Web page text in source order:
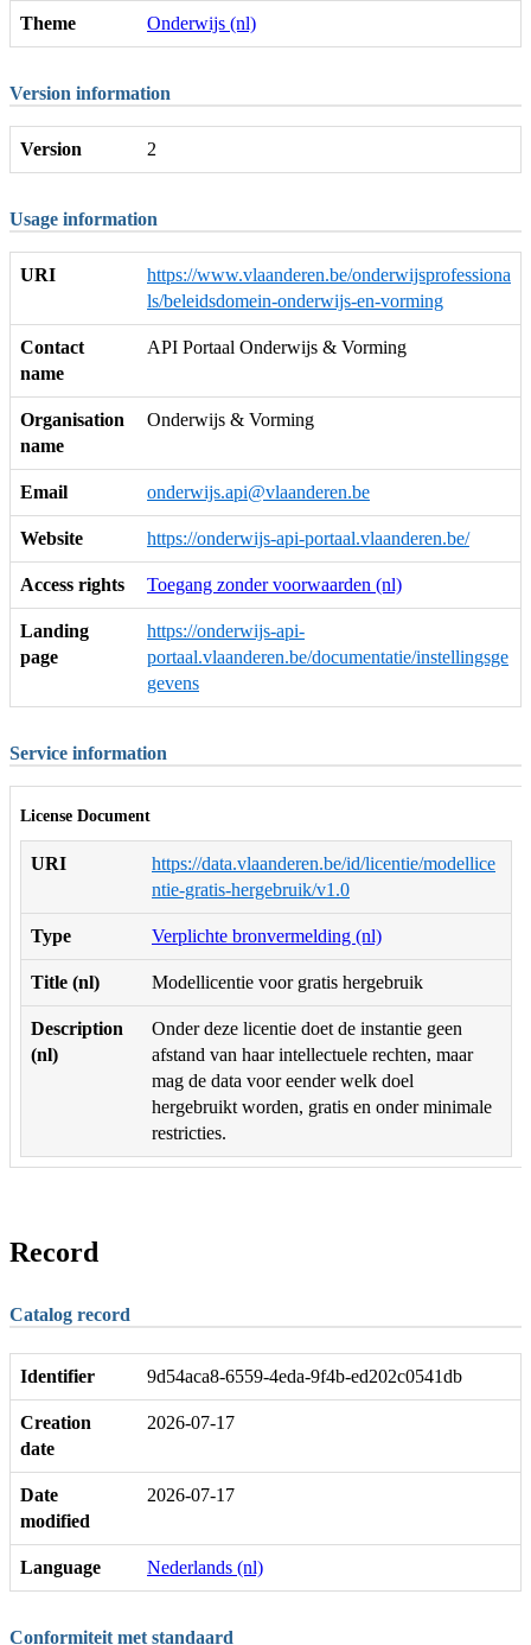
Theme Onderwijs (nl)
Version information
Version 2
Usage information
URI
https://www.vlaanderen.be/onderwijsprofessiona
ls/beleidsdomein-onderwijs-en-vorming
Contact
name
API Portaal Onderwijs & Vorming
Organisation
name
Onderwijs & Vorming
Email onderwijs.api@vlaanderen.be
Website https://onderwijs-api-portaal.vlaanderen.be/
Access rights Toegang zonder voorwaarden (nl)
Landing
page
https://onderwijs-api-
portaal.vlaanderen.be/documentatie/instellingsge
gevens
Service information
License Document
URI
https://data.vlaanderen.be/id/licentie/modellice
ntie-gratis-hergebruik/v1.0
Type Verplichte bronvermelding (nl)
Title (nl) Modellicentie voor gratis hergebruik
Description
(nl)
Onder deze licentie doet de instantie geen
afstand van haar intellectuele rechten, maar
mag de data voor eender welk doel
hergebruikt worden, gratis en onder minimale
restricties.
Record
Catalog record
Identifier 9d54aca8-6559-4eda-9f4b-ed202c0541db
Creation
date
2026-07-17
Date
modified
2026-07-17
Language Nederlands (nl)
Conformiteit met standaard